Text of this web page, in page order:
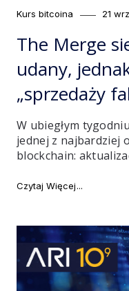
Category
Kurs bitcoina 21
The Merge
udany,
„sprzedaży
W ubiegłym
jednej z najbardziej
blockchain:
Czytaj Więcej